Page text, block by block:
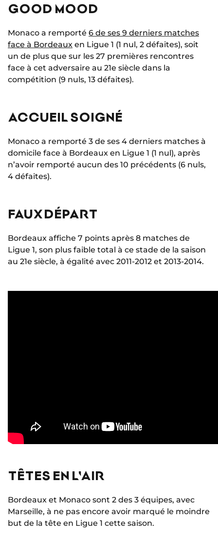
GOOD MOOD
Monaco a remporté 6 de ses 9 derniers matches
face à Bordeaux en Ligue 1 (1 nul, 2 défaites), soit
un de plus que sur les 27 premières rencontres
face à cet adversaire au 21e siècle dans la
compétition (9 nuls, 13 défaites).
ACCUEIL SOIGNÉ
Monaco a remporté 3 de ses 4 derniers matches à
domicile face à Bordeaux en Ligue 1 (1 nul), après
n’avoir remporté aucun des 10 précédents (6 nuls,
4 défaites).
FAUX DÉPART
Bordeaux affiche 7 points après 8 matches de
Ligue 1, son plus faible total à ce stade de la saison
au 21e siècle, à égalité avec 2011-2012 et 2013-2014.
TÊTES EN L'AIR
Bordeaux et Monaco sont 2 des 3 équipes, avec
Marseille, à ne pas encore avoir marqué le moindre
but de la tête en Ligue 1 cette saison.